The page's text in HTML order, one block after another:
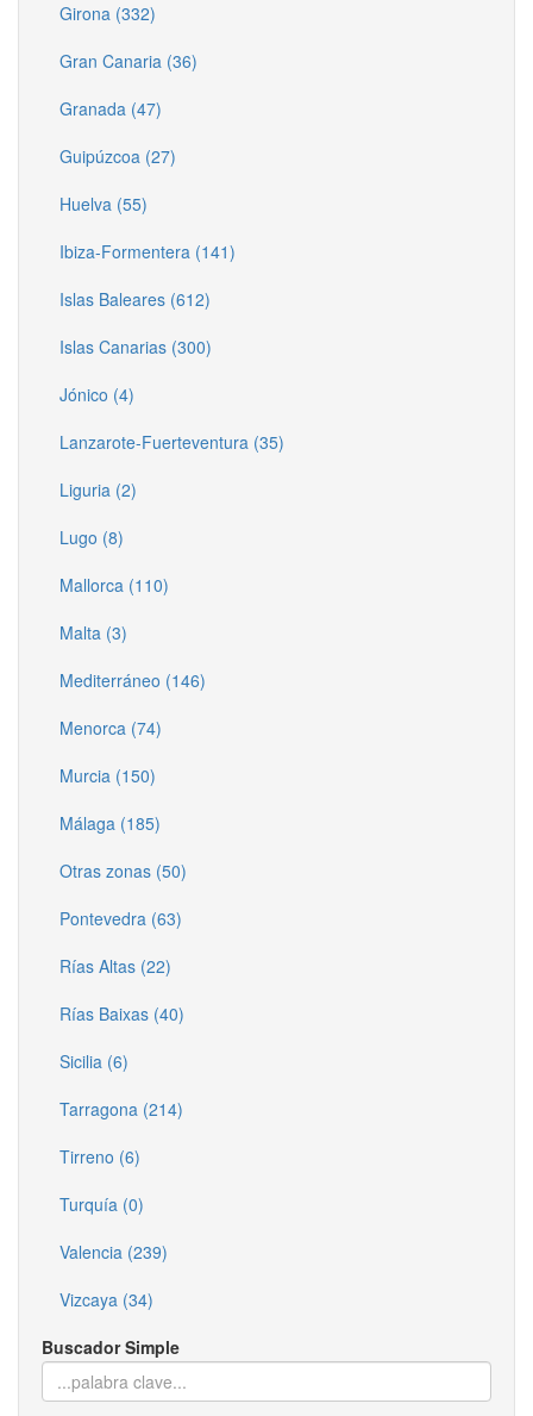
Girona (332)
Gran Canaria (36)
Granada (47)
Guipúzcoa (27)
Huelva (55)
Ibiza-Formentera (141)
Islas Baleares (612)
Islas Canarias (300)
Jónico (4)
Lanzarote-Fuerteventura (35)
Liguria (2)
Lugo (8)
Mallorca (110)
Malta (3)
Mediterráneo (146)
Menorca (74)
Murcia (150)
Málaga (185)
Otras zonas (50)
Pontevedra (63)
Rías Altas (22)
Rías Baixas (40)
Sicilia (6)
Tarragona (214)
Tirreno (6)
Turquía (0)
Valencia (239)
Vizcaya (34)
Buscador Simple